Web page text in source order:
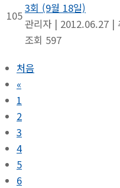
105
3회 (9월 18일)
관리자 | 2012.06.27 |
조회 597
처음
«
1
2
3
4
5
6